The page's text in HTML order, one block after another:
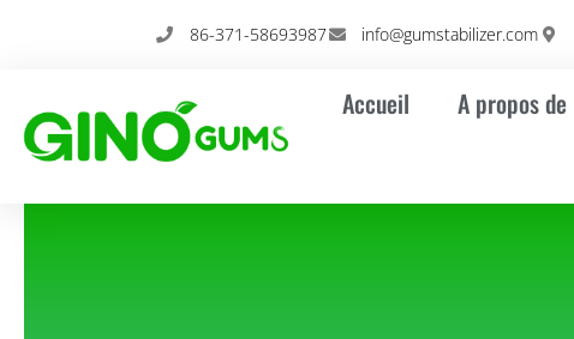
86-371-58693987 info@gumstabilizer.com
Accueil A propos de